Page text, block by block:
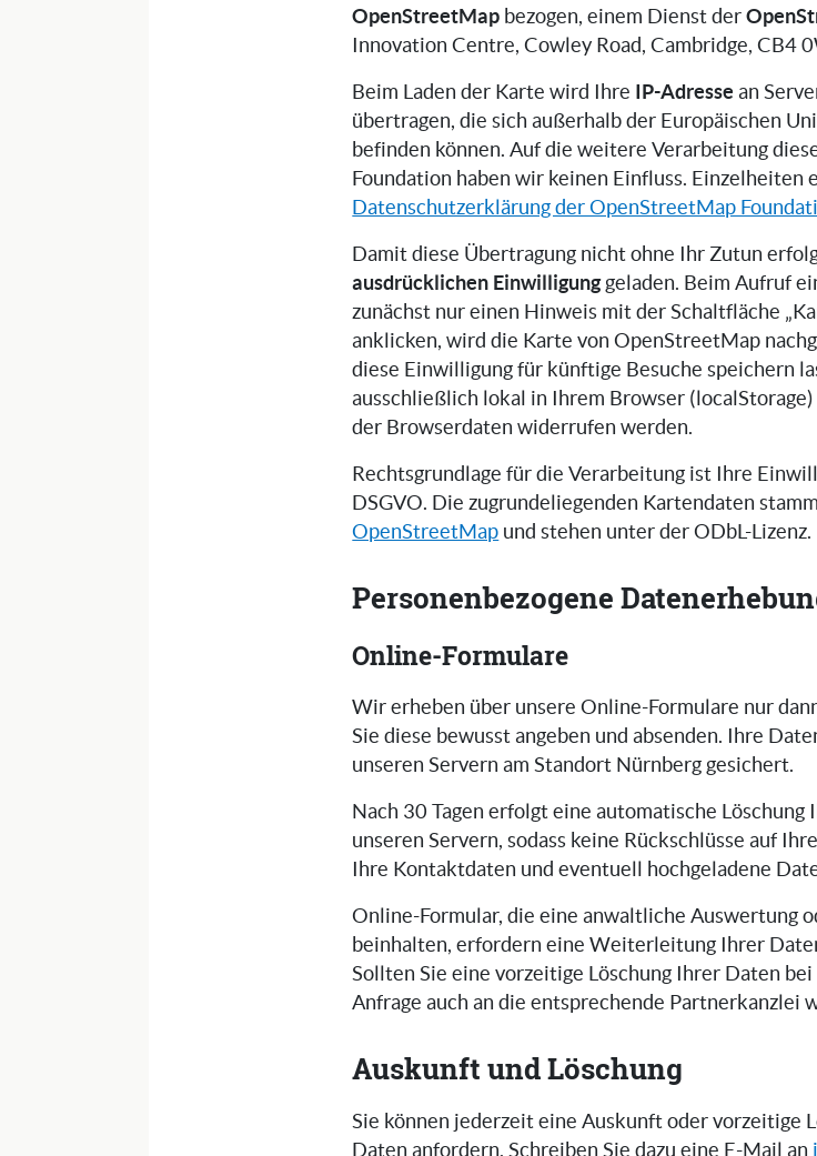
OpenStreetMap bezogen, einem Dienst der
Innovation Centre, Cowley Road, Cambridge, CB4
Beim Laden der Karte wird Ihre IP-Adresse an
übertragen, die sich außerhalb der Europäischen
befinden können. Auf die weitere Verarbeitung
Foundation haben wir keinen Einfluss. Einzelheiten
Datenschutzerklärung der OpenStreetMap
Damit diese Übertragung nicht ohne Ihr Zutun
ausdrücklichen Einwilligunggeladen. Beim Aufruf
zunächst nur einen Hinweis mit der Schaltfläche
anklicken, wird die Karte von OpenStreetMap
diese Einwilligung für künftige Besuche speichern
ausschließlich lokal in Ihrem Browser
der Browserdaten widerrufen werden.
Rechtsgrundlage für die Verarbeitung ist Ihre
DSGVO. Die zugrundeliegenden Kartendaten
OpenStreetMap und stehen unter der ODbL-Lizenz.
Personenbezogene
Online-Formulare
Wir erheben über unsere Online-Formulare nur
Sie diese bewusst angeben und absenden. Ihre
unseren Servern am Standort Nürnberg gesichert.
Nach 30 Tagen erfolgt eine automatische
unseren Servern, sodass keine Rückschlüsse auf
Ihre Kontaktdaten und eventuell hochgeladene
Online-Formular, die eine anwaltliche Auswertung
beinhalten, erfordern eine Weiterleitung Ihrer
Sollten Sie eine vorzeitige Löschung Ihrer Daten
Anfrage auch an die entsprechende Partnerkanzlei
Auskunft und Löschung
Sie können jederzeit eine Auskunft oder vorzeitige
Daten anfordern. Schreiben Sie dazu eine E-Mail an